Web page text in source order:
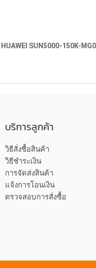
HUAWEI SUN5000-150K-MG0
บริการลูกค้า
วิธีสั่งซื้อสินค้า
วิธีชำระเงิน
การจัดส่งสินค้า
แจ้งการโอนเงิน
ตรวจสอบการสั่งซื้อ